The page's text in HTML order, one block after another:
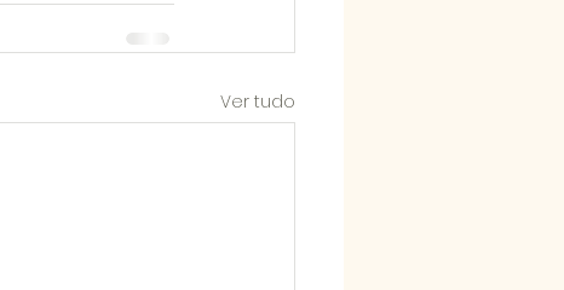
Ver tudo